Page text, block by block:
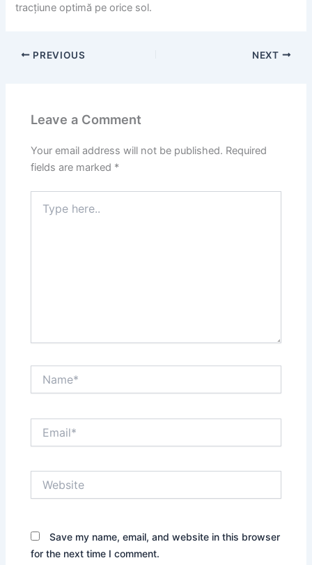
tracțiune optimă pe orice sol.
PREVIOUS NEXT
Leave a Comment
Your email address will not be published. Required
fields are marked *
here..
Save my name, email, and website in this browser
for the next time I comment.